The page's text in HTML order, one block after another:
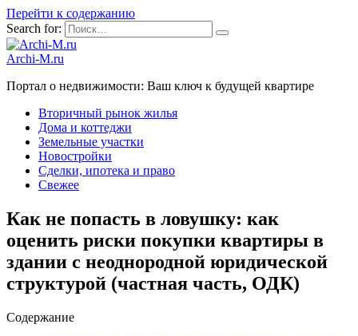
Перейти к содержанию
Search for:
Archi-M.ru
Портал о недвижимости: Ваш ключ к будущей квартире
Вторичный рынок жилья
Дома и коттеджи
Земельные участки
Новостройки
Сделки, ипотека и право
Свежее
Как не попасть в ловушку: как
оценить риски покупки квартиры в
здании с неоднородной юридической
структурой (частная часть, ОДК)
Содержание